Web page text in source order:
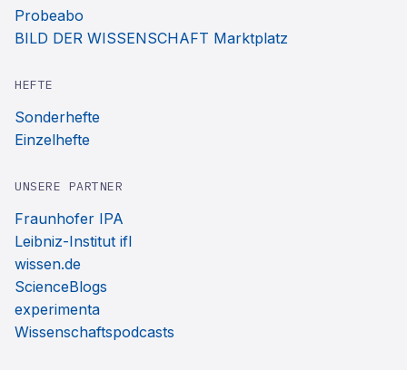
Probeabo
BILD DER WISSENSCHAFT Marktplatz
HEFTE
Sonderhefte
Einzelhefte
UNSERE PARTNER
Fraunhofer IPA
Leibniz-Institut ifl
wissen.de
ScienceBlogs
experimenta
Wissenschaftspodcasts